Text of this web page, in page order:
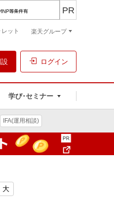
ログイン
学び･セミナー
PR
レット 楽天グループ
IFA(運用相談)
大